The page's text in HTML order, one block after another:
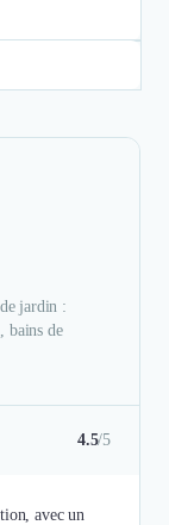
jardin :
bains de
4.5/5
avec un